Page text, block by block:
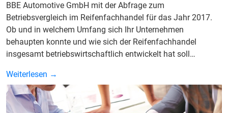
BBE Automotive GmbH mit der Abfrage zum
Betriebsvergleich im Reifenfachhandel für das Jahr 2017.
Ob und in welchem Umfang sich Ihr Unternehmen
behaupten konnte und wie sich der Reifenfachhandel
insgesamt betriebswirtschaftlich entwickelt hat soll…
Weiterlesen →